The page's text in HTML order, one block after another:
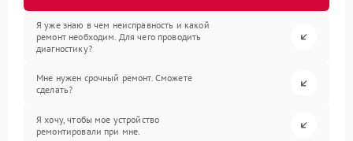
Я уже знаю в чем неисправность и какой
ремонт необходим. Для чего проводить
диагностику?
Мне нужен срочный ремонт. Сможете
сделать?
Я хочу, чтобы мое устройство
ремонтировали при мне.